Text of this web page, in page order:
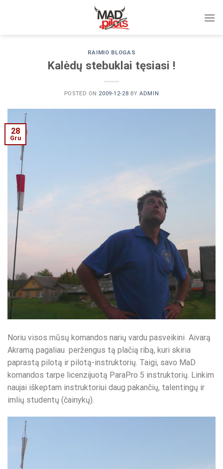
RAIMIO BLOGAS
Kalėdų stebuklai tęsiasi !
POSTED ON 2009-12-28 BYADMIN
28
Gru
Noriu visos mūsų komandos narių vardu pasveikini Aivarą
Akramą pagaliau peržengus tą plačią ribą, kuri skiria
paprastą pilotą ir pilotą-instruktorių. Taigi, savo MaD
komandos tarpe licenzijuotą ParaPro 5 instruktorių. Linkim
naujai iškeptam instruktoriui daug pakančių, talentingų ir
imlių studentų (čainykų).